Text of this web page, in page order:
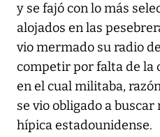
y se fajó con lo más
alojados en las
vio mermado su radio
competir por falta de la
en el cual militaba,
se vio obligado a
hípica estadounidense.